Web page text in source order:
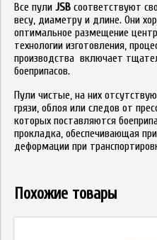
Все пули JSB соответствуют
весу, диаметру и длине. Они
оптимальное размещение
технологии изготовления,
производства включает
боеприпасов.
Пули чистые, на них
грязи, облоя или следов от
которых поставляются
прокладка, обеспечивающая
деформации при
Похожие товары